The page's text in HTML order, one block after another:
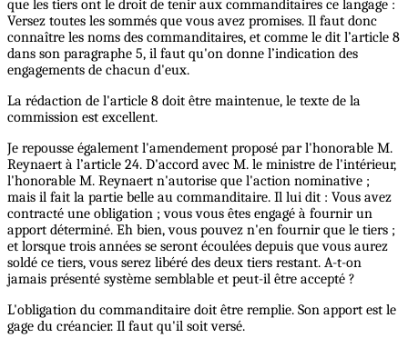
que les tiers ont le droit de tenir aux commanditaires ce langage :
Versez toutes les sommés que vous avez promises. Il faut donc
connaître les noms des commanditaires, et comme le dit l’article 8
dans son paragraphe 5, il faut qu'on donne l’indication des
engagements de chacun d'eux.
La rédaction de l'article 8 doit être maintenue, le texte de la
commission est excellent.
Je repousse également l'amendement proposé par l'honorable M.
Reynaert à l’article 24. D'accord avec M. le ministre de l'intérieur,
l'honorable M. Reynaert n'autorise que l'action nominative ;
mais il fait la partie belle au commanditaire. Il lui dit : Vous avez
contracté une obligation ; vous vous êtes engagé à fournir un
apport déterminé. Eh bien, vous pouvez n'en fournir que le tiers ;
et lorsque trois années se seront écoulées depuis que vous aurez
soldé ce tiers, vous serez libéré des deux tiers restant. A-t-on
jamais présenté système semblable et peut-il être accepté ?
L'obligation du commanditaire doit être remplie. Son apport est le
gage du créancier. Il faut qu'il soit versé.